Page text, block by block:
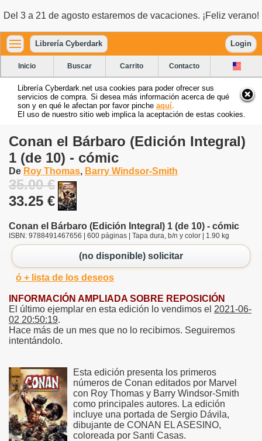
Del 3 a 21 de agosto estaremos de vacaciones. ¡Feliz verano!
Librería Cyberdark Login
Inicio Buscar Carrito Contacto
Librería Cyberdark.net usa cookies para poder ofrecer sus
servicios de compra. Si desea más información acerca de qué
son y en qué le afectan por favor pinche aquí
El uso de nuestro sitio web implica la aceptación de estas cookies.
Conan el Bárbaro (Edición Integral)
1 (de 10) - cómic
De Roy Thomas, Barry Windsor-Smith
35.00 €
33.25 €
Conan el Bárbaro (Edición Integral) 1 (de 10) - cómic
ISBN: 9788491467656 | 600 páginas | Tapa dura, b/n y color | 1.90 kg
(no disponible) solicitar
ó + lista de los deseos
INFORMACIÓN AMPLIADA SOBRE REPOSICIÓN
El último ejemplar en esta edición lo vendimos el 2021-06-
02 20:50:19.
Hace más de un mes que no lo recibimos. Seguiremos
intentándolo.
Esta edición presenta los primeros
números de Conan editados por Marvel
con Roy Thomas y Barry Windsor-Smith
como principales autores. La edición
incluye una portada de Sergio Dávila,
dibujante de CONAN EL ASESINO,
coloreada por Santi Casas.